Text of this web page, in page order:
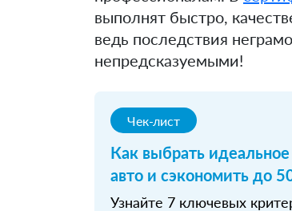
выполнят быстро,
ведь последствия
непредсказуемыми!
Чек-лист
Как выбрать
авто и сэкономить до
Узнайте 7 ключевых